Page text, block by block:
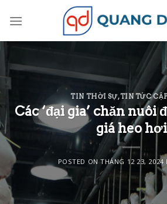
TIN THỜI SỰ,TIN TỨC
Các ‘đại gia’ chăn nuôi
giá heo hơi
POSTED ONTHÁNG 12 23, 2024